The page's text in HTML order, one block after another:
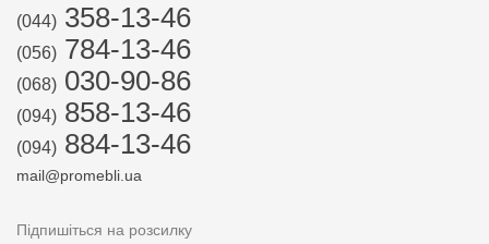
(044) 358-13-46
(056) 784-13-46
(068) 030-90-86
(094) 858-13-46
(094) 884-13-46
mail@promebli.ua
Підпишіться на розсилку